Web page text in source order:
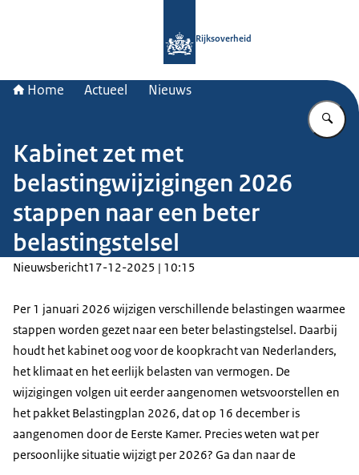
Rijksoverheid
Home Actueel Nieuws
Kabinet zet met
belastingwijzigingen 2026
stappen naar een beter
belastingstelsel
Nieuwsbericht17-12-2025 | 10:15
Per 1 januari 2026 wijzigen verschillende belastingen waarmee
stappen worden gezet naar een beter belastingstelsel. Daarbij
houdt het kabinet oog voor de koopkracht van Nederlanders,
het klimaat en het eerlijk belasten van vermogen. De
wijzigingen volgen uit eerder aangenomen wetsvoorstellen en
het pakket Belastingplan 2026, dat op 16 december is
aangenomen door de Eerste Kamer. Precies weten wat per
persoonlijke situatie wijzigt per 2026? Ga dan naar de